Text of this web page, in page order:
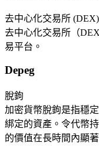
去中心化交易所 (DEX)
去中心化交易所（
易平台。
Depeg
脫鉤
加密貨幣脫鉤是指穩
綁定的資產。令代幣
的價值在長時間內顯